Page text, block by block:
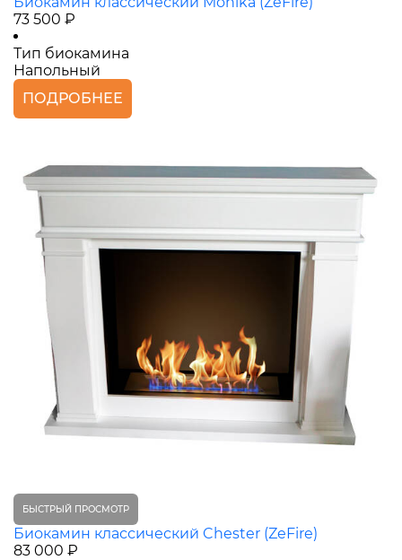
73 500 ₽
Тип биокамина
Напольный
ПОДРОБНЕЕ
БЫСТРЫЙ ПРОСМОТР
Биокамин классический Chester (ZeFire)
83 000 ₽